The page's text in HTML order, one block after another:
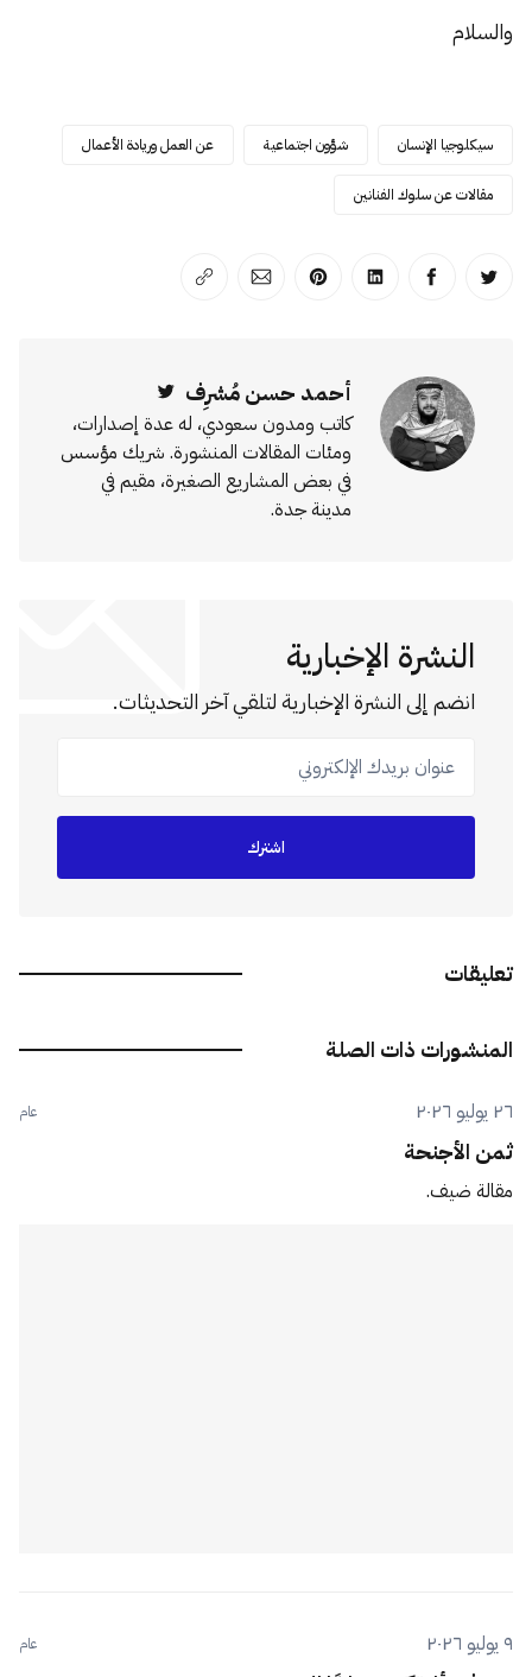
والسلام
سيكلوجيا الإنسان شؤون اجتماعية عن العمل وريادة الأعمال
مقالات عن سلوك الفنانين
انشر على تويترانشر على الفيسبوك
انشر على لينكد إن
انشر على بينترست
انشر على الإيميل
انسخ الرابط
أحمد حسن مُشرِف
كاتب ومدون سعودي، له عدة إصدارات،
ومئات المقالات المنشورة. شريك مؤسس
في بعض المشاريع الصغيرة، مقيم في
مدينة جدة.
النشرة الإخبارية
انضم إلى النشرة الإخبارية لتلقي آخر التحديثات.
عنوان بريدك الإلكتروني
اشترك
تعليقات
المنشورات ذات الصلة
٢٦ يوليو ٢٠٢٦ عام
ثمن الأجنحة
مقالة ضيف.
٩ يوليو ٢٠٢٦ عام